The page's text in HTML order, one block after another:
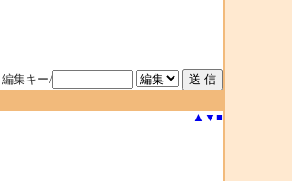
編集キー/
▲ ▼ ■